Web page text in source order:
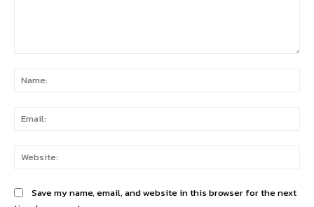
Save my name, email, and website in this browser for the next